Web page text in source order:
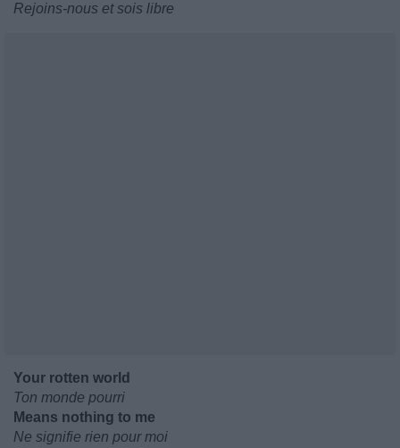
Rejoins-nous et sois libre
Your rotten world
Ton monde pourri
Means nothing to me
Ne signifie rien pour moi